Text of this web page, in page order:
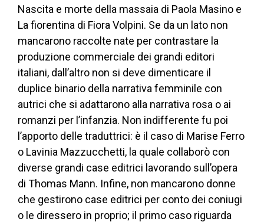
Nascita e morte della massaia di Paola Masino e
La fiorentina di Fiora Volpini. Se da un lato non
mancarono raccolte nate per contrastare la
produzione commerciale dei grandi editori
italiani, dall’altro non si deve dimenticare il
duplice binario della narrativa femminile con
autrici che si adattarono alla narrativa rosa o ai
romanzi per l’infanzia. Non indifferente fu poi
l’apporto delle traduttrici: è il caso di Marise Ferro
o Lavinia Mazzucchetti, la quale collaborò con
diverse grandi case editrici lavorando sull’opera
di Thomas Mann. Infine, non mancarono donne
che gestirono case editrici per conto dei coniugi
o le diressero in proprio; il primo caso riguarda